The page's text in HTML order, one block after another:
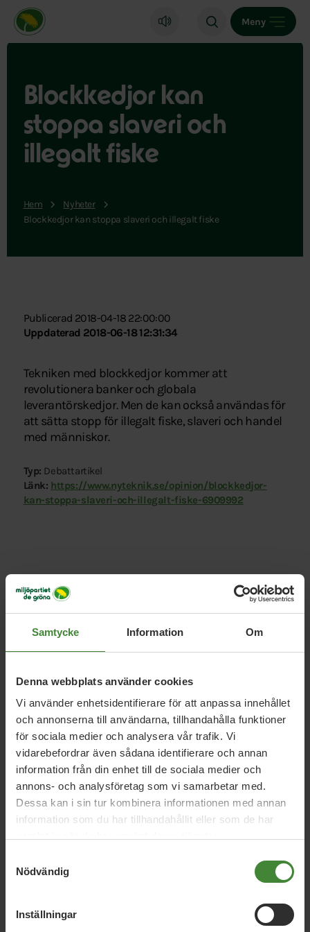
Samtycke Information Om
Denna webbplats använder cookies
Vi använder enhetsidentifierare för att anpassa innehållet
och annonserna till användarna, tillhandahålla funktioner
för sociala medier och analysera vår trafik. Vi
vidarebefordrar även sådana identifierare och annan
information från din enhet till de sociala medier och
annons- och analysföretag som vi samarbetar med.
Dessa kan i sin tur kombinera informationen med annan
information som du har tillhandahållit eller som de har
Nödvändig
Inställningar
Miljöpartiet de gröna, startsida
Meny
Blockkedjor kan
stoppa slaveri och
illegalt fiske
Hem
Nyheter
Blockkedjor kan stoppa slaveri och illegalt fiske
Publicerad 2018-04-18 22:00:00
Uppdaterad 2018-06-18 12:31:34
Tekniken med blockkedjor kommer att
revolutionera banker och globala
leverantörskedjor. Men de kan också användas för
att sätta stopp för illegalt fiske, slaveri och handel
med människor.
Typ: Debattartikel
Länk: https://www.nyteknik.se/opinion/blockkedjor-
kan-stoppa-slaveri-och-illegalt-fiske-6909992
Relaterade nyheter
5 augusti 2026
Miljöpartiet: Sverige måste ställa krav på
nya datacenter
Pride är över – nu fortsätter kampen för
hbtqi-personers rättigheter
30 juli 2026
säkerhetsfråga